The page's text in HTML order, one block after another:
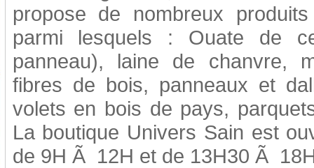
propose de nombreux
parmi lesquels : Ouate de
panneau), laine de chanvre,
fibres de bois, panneaux et
volets en bois de pays,
La boutique Univers Sain est
de 9H Ã 12H et de 13H30 Ã